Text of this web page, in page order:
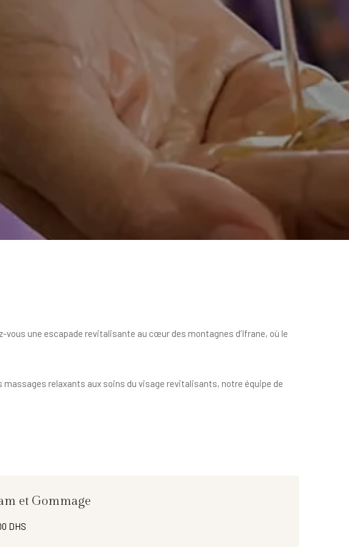
une escapade revitalisante au cœur des montagnes d’Ifrane, où le
relaxants aux soins du visage revitalisants, notre équipe de
et Gommage
DHS